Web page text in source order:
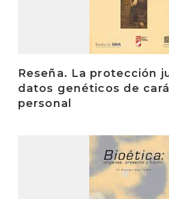
Reseña. La protección
datos genéticos de
personal